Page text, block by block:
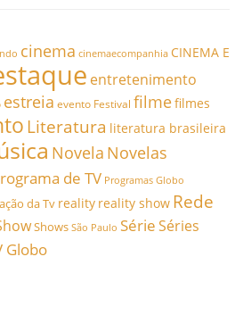
cinema cinemaecompanhia CINEMA E
entretenimento
estreia evento Festival filmefilmes
Literatura literatura brasileira
Novela Novelas
de TV Programas Globo
da Tv reality reality show Rede
Shows São Paulo SérieSéries
Globo